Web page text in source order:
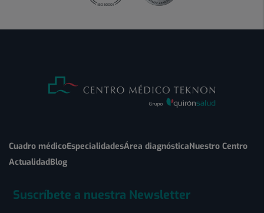
Cuadro médicoEspecialidadesÁrea diagnósticaNuestro Centro
ActualidadBlog
Suscríbete a nuestra Newsletter